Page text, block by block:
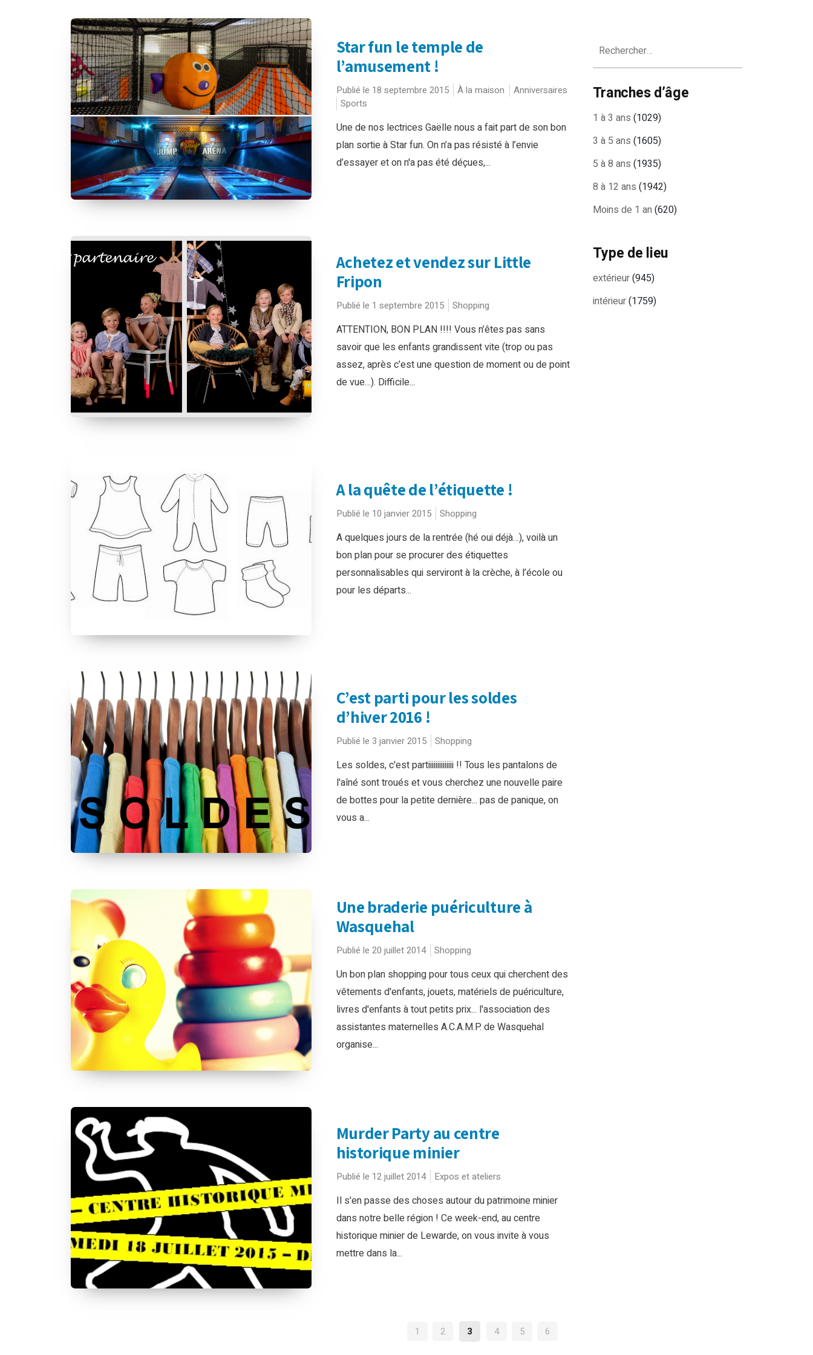
Star fun le temple de
l’amusement !
Publié le 18 septembre 2015 À la maison
Anniversaires
Sports
Une de nos lectrices Gaëlle nous a fait part de son bon
plan sortie à Star fun. On n’a pas résisté à l’envie
d’essayer et on n'a pas été déçues,...
Achetez et vendez sur Little
Fripon
Publié le 1 septembre 2015 Shopping
ATTENTION, BON PLAN !!!! Vous n’êtes pas sans
savoir que les enfants grandissent vite (trop ou pas
assez, après c’est une question de moment ou de point
de vue…). Difficile...
A la quête de l’étiquette !
Publié le 10 janvier 2015 Shopping
A quelques jours de la rentrée (hé oui déjà…), voilà un
bon plan pour se procurer des étiquettes
personnalisables qui serviront à la crèche, à l’école ou
pour les départs...
C’est parti pour les soldes
d’hiver 2016 !
Publié le 3 janvier 2015 Shopping
Les soldes, c'est partiiiiiiiiiiiiii !! Tous les pantalons de
l'aîné sont troués et vous cherchez une nouvelle paire
de bottes pour la petite dernière... pas de panique, on
vous a...
Une braderie puériculture à
Wasquehal
Publié le 20 juillet 2014 Shopping
Un bon plan shopping pour tous ceux qui cherchent des
vêtements d'enfants, jouets, matériels de puériculture,
livres d'enfants à tout petits prix... l'association des
assistantes maternelles A.C.A.M.P. de Wasquehal
organise...
Murder Party au centre
historique minier
Publié le 12 juillet 2014 Expos et ateliers
Il s'en passe des choses autour du patrimoine minier
dans notre belle région ! Ce week-end, au centre
historique minier de Lewarde, on vous invite à vous
mettre dans la...
NAVIGATION
1 2 3 4 5 6
Tranches d’âge
1 à 3 ans (1029)
3 à 5 ans (1605)
5 à 8 ans (1935)
8 à 12 ans (1942)
Moins de 1 an (620)
Type de lieu
extérieur(945)
intérieur(1759)